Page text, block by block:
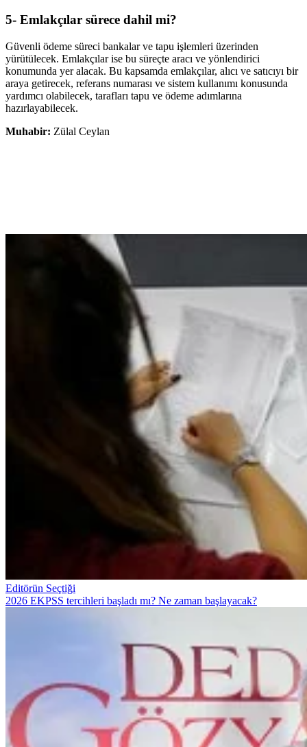
5- Emlakçılar sürece dahil mi?
Güvenli ödeme süreci bankalar ve tapu işlemleri üzerinden
yürütülecek. Emlakçılar ise bu süreçte aracı ve yönlendirici
konumunda yer alacak. Bu kapsamda emlakçılar, alıcı ve satıcıyı bir
araya getirecek, referans numarası ve sistem kullanımı konusunda
yardımcı olabilecek, tarafları tapu ve ödeme adımlarına
hazırlayabilecek.
Muhabir: Zülal Ceylan
Editörün Seçtiği
2026 EKPSS tercihleri başladı mı? Ne zaman başlayacak?